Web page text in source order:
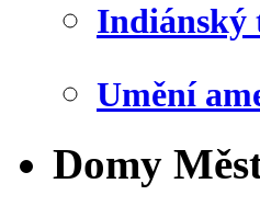
Indiánský
Umění
Domy